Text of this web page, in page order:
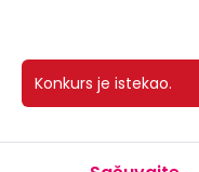
Konkurs je istekao.